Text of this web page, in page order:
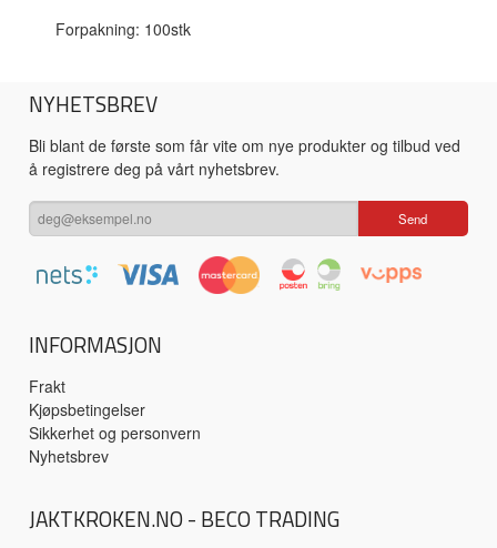
Forpakning: 100stk
NYHETSBREV
Bli blant de første som får vite om nye produkter og tilbud ved
å registrere deg på vårt nyhetsbrev.
INFORMASJON
Frakt
Kjøpsbetingelser
Sikkerhet og personvern
Nyhetsbrev
JAKTKROKEN.NO - BECO TRADING